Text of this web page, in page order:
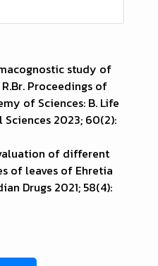
study of
Proceedings of
of Sciences: B. Life
2023; 60(2):
of different
of leaves of Ehretia
Drugs 2021; 58(4):